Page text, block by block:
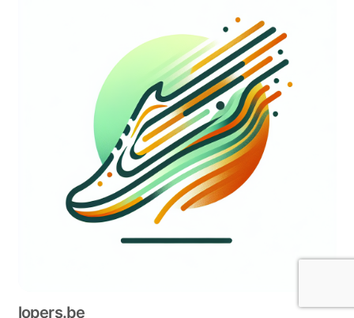
lopers.be